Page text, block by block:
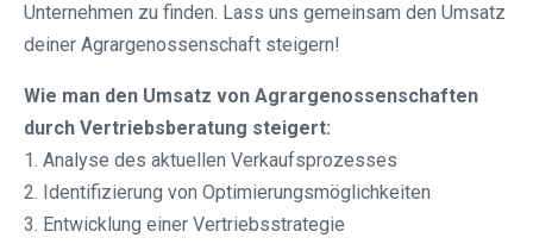
Unternehmen zu finden. Lass uns gemeinsam den Umsatz
deiner Agrargenossenschaft steigern!
Wie man den Umsatz von Agrargenossenschaften
durch Vertriebsberatung steigert:
1. Analyse des aktuellen Verkaufsprozesses
2. Identifizierung von Optimierungsmöglichkeiten
3. Entwicklung einer Vertriebsstrategie